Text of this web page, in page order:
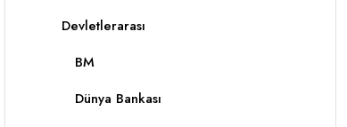
Devletlerarası
BM
Dünya Bankası